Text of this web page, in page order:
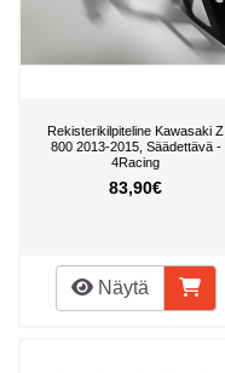
Rekisterikilpiteline Kawasaki Z
800 2013-2015, Säädettävä -
4Racing
83,90€
Näytä